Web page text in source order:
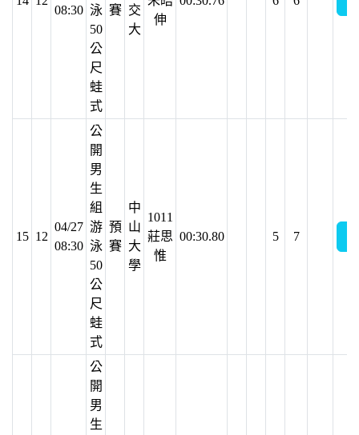
08:30 泳
50
公
尺
蛙
式
賽 交
大
伸
15 12
04/27
08:30
公
開
男
生
組
游
泳
50
公
尺
蛙
式
預
賽
中
山
大
學
1011
莊思
惟
00:30.80 5 7
公
開
男
生